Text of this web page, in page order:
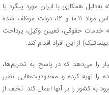
همکاری با ایران مورد پیگرد یا
بازداشت قرار گرفته‌اند، پرداخته است. بر اساس مواد ۱۰.۱۱ و ۱۲، دولت موظف شده
خدمات حقوقی، تعیین وکیل، پرداخت
از این افراد اقدام کند.
را می‌دهد که در پاسخ به تحریم‌ها،
را تهیه کرده و محدودیت‌هایی نظیر
به کشور را بر آنها اعمال کند. تخلف از